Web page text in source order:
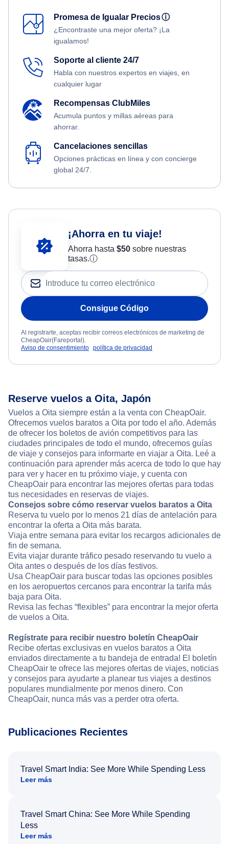
Promesa de Igualar Preciosⓘ
¿Encontraste una mejor oferta? ¡La
igualamos!
Soporte al cliente 24/7
Habla con nuestros expertos en viajes, en
cualquier lugar
Recompensas ClubMiles
Acumula puntos y millas aéreas para
ahorrar.
Cancelaciones sencillas
Opciones prácticas en línea y con concierge
global 24/7.
¡Ahorra en tu viaje!
Ahorra hasta $50sobre nuestras
tasas.ⓘ
Consigue Código
Al registrarte, aceptas recibir correos electrónicos de marketing de
CheapOair(Fareportal).
Aviso de consentimiento política de privacidad
Reserve vuelos a Oita, Japón
Vuelos a Oita siempre están a la venta con CheapOair.
Ofrecemos vuelos baratos a Oita por todo el año. Además
de ofrecer los boletos de avión competitivos para las
ciudades principales de todo el mundo, ofrecemos guías
de viaje y consejos para informarte en viajar a Oita. Leé a
continuación para aprender más acerca de todo lo que hay
para ver y hacer en tu próximo viaje, y cuenta con
CheapOair para encontrar las mejores ofertas para todas
tus necesidades en reservas de viajes.
Consejos sobre cómo reservar vuelos baratos a Oita
Reserva tu vuelo por lo menos 21 días de antelación para
encontrar la oferta a Oita más barata.
Viaja entre semana para evitar los recargos adicionales de
fin de semana.
Evita viajar durante tráfico pesado reservando tu vuelo a
Oita antes o después de los días festivos.
Usa CheapOair para buscar todas las opciones posibles
en los aeropuertos cercanos para encontrar la tarifa más
baja para Oita.
Revisa las fechas “flexibles” para encontrar la mejor oferta
de vuelos a Oita.
Regístrate para recibir nuestro boletín CheapOair
Recibe ofertas exclusivas en vuelos baratos a Oita
enviados directamente a tu bandeja de entrada! El boletín
CheapOair te ofrece las mejores ofertas de viajes, noticias
y consejos para ayudarte a planear tus viajes a destinos
populares mundialmente por menos dinero. Con
CheapOair, nunca más vas a perder otra oferta.
Publicaciones Recientes
Travel Smart India: See More While Spending Less
Leer más
Travel Smart China: See More While Spending
Less
Leer más